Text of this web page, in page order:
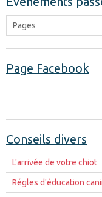
Page Facebook
Conseils divers
L'arrivée de votre chiot
Régles d'éducation